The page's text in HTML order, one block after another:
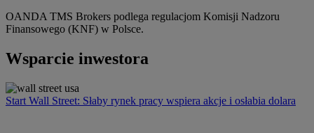
OANDA TMS Brokers podlega regulacjom Komisji Nadzoru
Finansowego (KNF) w Polsce.
Wsparcie inwestora
Start Wall Street: Słaby rynek pracy wspiera akcje i osłabia dolara